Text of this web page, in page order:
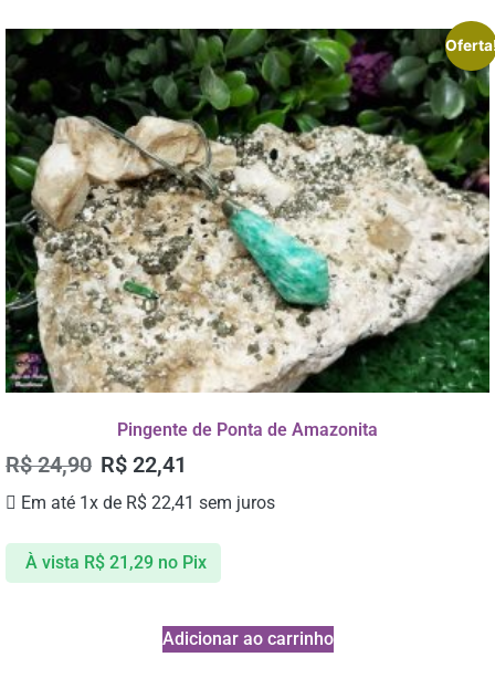
Pingente de Ponta de Amazonita
R$24,90 R$ 22,41
Em até 1x de R$ 22,41 sem juros
À vista R$21,29 no Pix
Adicionar ao carrinho